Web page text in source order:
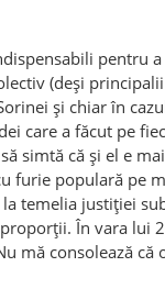
pentru
(deși
și chiar în
care a făcut pe
simtă că și el e
furie populară pe
la temelia justiției
În vara lui
mă consolează